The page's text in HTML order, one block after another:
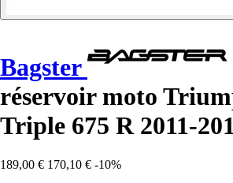
Bagster
réservoir moto
Triple 675 R 2011-
189,00 € 170,10 € -10%